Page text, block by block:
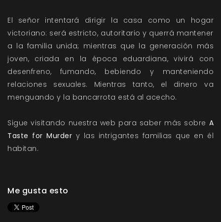
El señor intentará dirigir la casa como un hogar
victoriano: será estricto, autoritario y querrá mantener
a la familia unida; mientras que la generación más
joven, criada en la época eduardiana, vivirá con
desenfreno, fumando, bebiendo y manteniendo
relaciones sexuales. Mientras tanto, el dinero va
menguando y la bancarrota está al acecho.
Sigue visitando nuestra web para saber más sobre A
Taste for Murder y las intrigantes familias que en él
habitan.
Me gusta esto